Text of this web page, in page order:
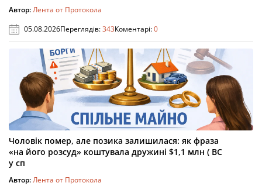
Автор:Лента от Протокола
05.08.2026Переглядів:343Коментарі:0
Чоловік помер, але позика залишилася: як фраза
«на його розсуд» коштувала дружині $1,1 млн ( ВС
у сп
Автор:Лента от Протокола